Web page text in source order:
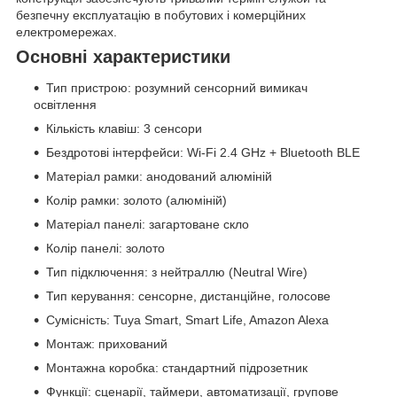
безпечну експлуатацію в побутових і комерційних
електромережах.
Основні характеристики
Тип пристрою: розумний сенсорний вимикач
освітлення
Кількість клавіш: 3 сенсори
Бездротові інтерфейси: Wi-Fi 2.4 GHz + Bluetooth BLE
Матеріал рамки: анодований алюміній
Колір рамки: золото (алюміній)
Матеріал панелі: загартоване скло
Колір панелі: золото
Тип підключення: з нейтраллю (Neutral Wire)
Тип керування: сенсорне, дистанційне, голосове
Сумісність: Tuya Smart, Smart Life, Amazon Alexa
Монтаж: прихований
Монтажна коробка: стандартний підрозетник
Функції: сценарії, таймери, автоматизації, групове